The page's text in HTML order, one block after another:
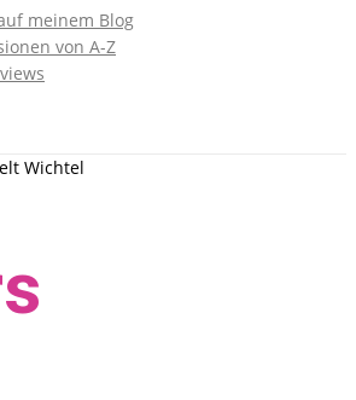
meinem Blog
von A-Z